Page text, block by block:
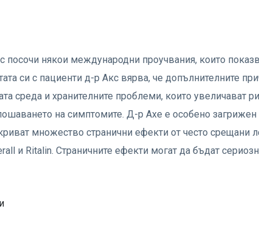
посочи някои международни проучвания, които
си с пациенти д-р Акс вярва, че допълнителните
среда и хранителните проблеми, които увеличават
на симптомите. Д-р Axe е особено загрижен
множество странични ефекти от често срещани
и Ritalin. Страничните ефекти могат да бъдат